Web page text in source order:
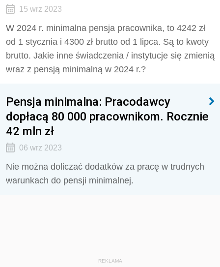
15 wrz 2023
W 2024 r. minimalna pensja pracownika, to 4242 zł
od 1 stycznia i 4300 zł brutto od 1 lipca. Są to kwoty
brutto. Jakie inne świadczenia / instytucje się zmienią
wraz z pensją minimalną w 2024 r.?
Pensja minimalna: Pracodawcy
dopłacą 80 000 pracownikom. Rocznie
42 mln zł
06 wrz 2023
Nie można doliczać dodatków za pracę w trudnych
warunkach do pensji minimalnej.
REKLAMA